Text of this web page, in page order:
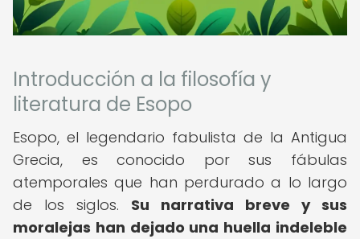
Introducción a la filosofía y
literatura de Esopo
Esopo, el legendario fabulista de la Antigua
Grecia, es conocido por sus fábulas
atemporales que han perdurado a lo largo
de los siglos. Su narrativa breve y sus
moralejas han dejado una huella indeleble